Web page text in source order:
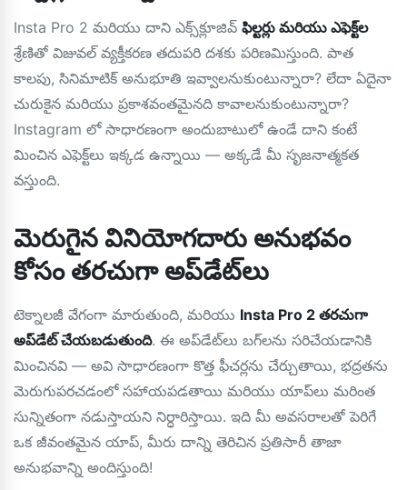
Insta Pro 2 మరియు దాని ఎక్స్‌క్లూజివ్ ఫిల్టర్లు మరియు ఎఫెక్ట్‌ల
శ్రేణితో విజువల్ వ్యక్తీకరణ తదుపరి దశకు పరిణమిస్తుంది. పాత
కాలపు, సినిమాటిక్ అనుభూతి ఇవ్వాలనుకుంటున్నారా? లేదా ఏదైనా
చురుకైన మరియు ప్రకాశవంతమైనది కావాలనుకుంటున్నారా?
Instagram లో సాధారణంగా అందుబాటులో ఉండే దాని కంటే
మించిన ఎఫెక్ట్‌లు ఇక్కడ ఉన్నాయి — అక్కడే మీ సృజనాత్మకత
వస్తుంది.
మెరుగైన వినియోగదారు అనుభవం
కోసం తరచుగా అప్‌డేట్‌లు
టెక్నాలజీ వేగంగా మారుతుంది, మరియు Insta Pro 2 తరచుగా
అప్‌డేట్ చేయబడుతుంది. ఈ అప్‌డేట్‌లు బగ్‌లను సరిచేయడానికి
మించినవి — అవి సాధారణంగా కొత్త ఫీచర్లను చేర్చుతాయి, భద్రతను
మెరుగుపరచడంలో సహాయపడతాయి మరియు యాప్‌లు మరింత
సున్నితంగా నడుస్తాయని నిర్ధారిస్తాయి. ఇది మీ అవసరాలతో పెరిగే
ఒక జీవంతమైన యాప్, మీరు దాన్ని తెరిచిన ప్రతిసారీ తాజా
అనుభవాన్ని అందిస్తుంది!